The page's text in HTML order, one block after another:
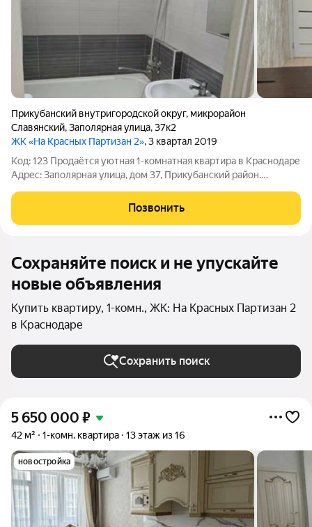
Прикубанский внутригородской округ, микрорайон
Славянский,Заполярная улица,37к2
ЖК «На Красных Партизан 2», 3 квартал 2019
Код: 123 Продаётся уютная 1-комнатная квартира в Краснодаре
Адрес: Заполярная улица, дом 37, Прикубанский район.
дома, построенного в 2019 году. Высота потолков составляет
2,7 метра, что придаёт
Позвонить
Сохраняйте поиск и не упускайте
новые объявления
Купить квартиру, 1-комн., ЖК: На Красных Партизан 2
в Краснодаре
Сохранить поиск
5 650 000 ₽
42 м² 1-комн. квартира 13 этаж из 16
новостройка